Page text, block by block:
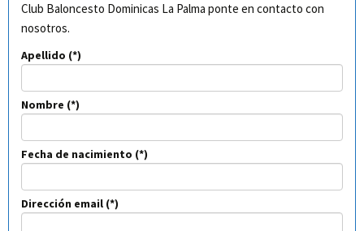
Club Baloncesto Dominicas La Palma ponte en contacto con
nosotros.
Apellido
Nombre
Fecha de nacimiento
Dirección email